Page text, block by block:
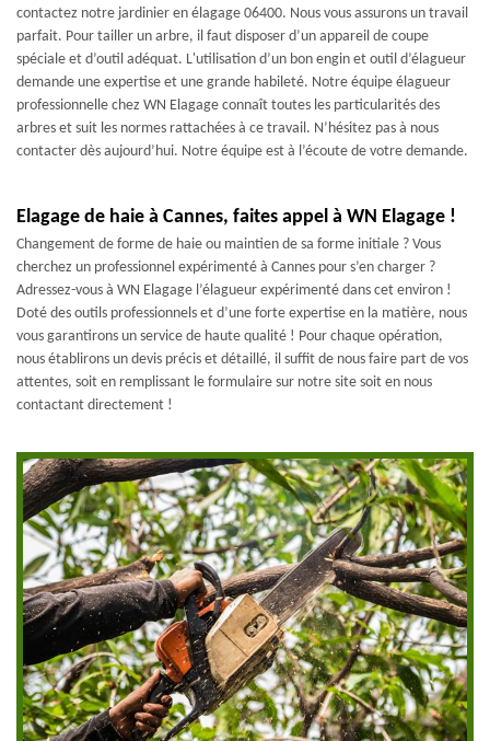
contactez notre jardinier en élagage 06400. Nous vous assurons un travail
parfait. Pour tailler un arbre, il faut disposer d’un appareil de coupe
spéciale et d’outil adéquat. L'utilisation d’un bon engin et outil d’élagueur
demande une expertise et une grande habileté. Notre équipe élagueur
professionnelle chez WN Elagage connaît toutes les particularités des
arbres et suit les normes rattachées à ce travail. N’hésitez pas à nous
contacter dès aujourd’hui. Notre équipe est à l’écoute de votre demande.
Elagage de haie à Cannes, faites appel à WN Elagage !
Changement de forme de haie ou maintien de sa forme initiale ? Vous
cherchez un professionnel expérimenté à Cannes pour s’en charger ?
Adressez-vous à WN Elagage l’élagueur expérimenté dans cet environ !
Doté des outils professionnels et d’une forte expertise en la matière, nous
vous garantirons un service de haute qualité ! Pour chaque opération,
nous établirons un devis précis et détaillé, il suffit de nous faire part de vos
attentes, soit en remplissant le formulaire sur notre site soit en nous
contactant directement !